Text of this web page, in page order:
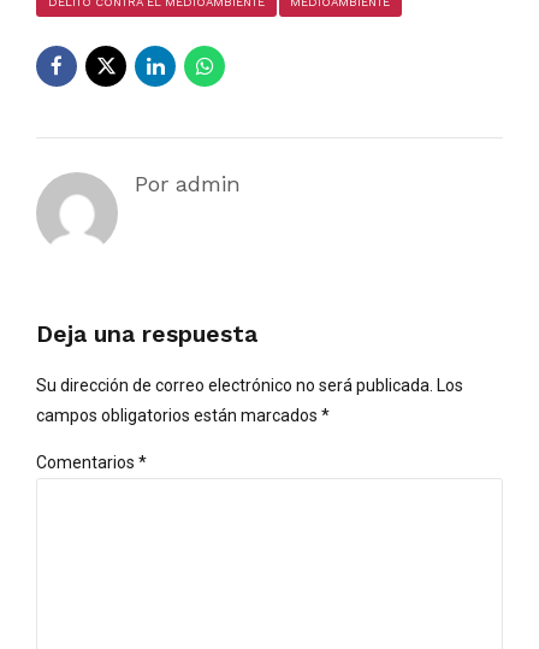
Por admin
Deja una respuesta
Su dirección de correo electrónico no será publicada. Los
campos obligatorios están marcados *
Comentarios *